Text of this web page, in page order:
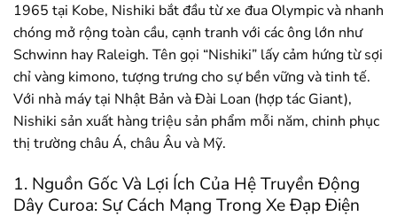
1965 tại Kobe, Nishiki bắt đầu từ xe đua Olympic và nhanh
chóng mở rộng toàn cầu, cạnh tranh với các ông lớn như
Schwinn hay Raleigh. Tên gọi “Nishiki” lấy cảm hứng từ sợi
chỉ vàng kimono, tượng trưng cho sự bền vững và tinh tế.
Với nhà máy tại Nhật Bản và Đài Loan (hợp tác Giant),
Nishiki sản xuất hàng triệu sản phẩm mỗi năm, chinh phục
thị trường châu Á, châu Âu và Mỹ.
1. Nguồn Gốc Và Lợi Ích Của Hệ Truyền Động
Dây Curoa: Sự Cách Mạng Trong Xe Đạp Điện